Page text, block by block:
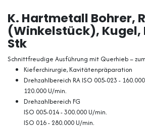
K. Hartmetall Bohrer,
(Winkelstück), Kugel,
Stk
Schnittfreudige Ausführung mit Querhieb –
Kieferchirurgie, Kavitätenpräparation
Drehzahlbereich RA ISO 005-023 -
120.000 U/min.
Drehzahlbereich FG
ISO 005-014 - 300.000 U/min.
ISO 016 - 280.000 U/min.